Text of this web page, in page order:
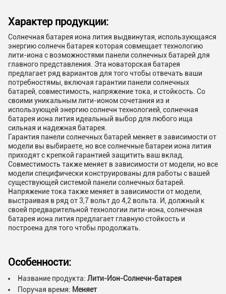
Характер продукции:
Солнечная батарея иона лития выдвинутая, использующаяся
энергию солнечн батарея которая совмещает технологию
лити-иона с возможностями панели солнечных батарей для
главного представления. Эта новаторская батарея
предлагает ряд вариантов для того чтобы отвечать ваши
потребностямы, включая гарантии панели солнечных
батарей, совместимость, напряжение тока, и стойкость. Со
своими уникальным лити-ионом сочетания из и
использующей энергию солнечн технологией, солнечная
батарея иона лития идеальный выбор для любого ища
сильная и надежная батарея.
Гарантия панели солнечных батарей меняет в зависимости от
модели вы выбираете, но все солнечные батареи иона лития
приходят с крепкой гарантией защитить ваш вклад.
Совместимость также меняет в зависимости от модели, но все
модели специфически конструированы для работы с вашей
существующей системой панели солнечных батарей.
Напряжение тока также меняет в зависимости от модели,
выстраивая в ряд от 3,7 вольт до 4,2 вольта. И, должный к
своей предварительной технологии лити-иона, солнечная
батарея иона лития предлагает главную стойкость и
построена для того чтобы продолжать.
Особенности:
Название продукта: Лити-Ион-Солнечн-батарея
Поручая время: Меняет